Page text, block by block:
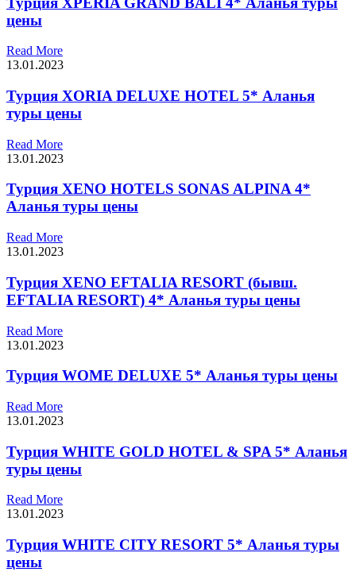
цены
Read More
13.01.2023
Турция XORIA DELUXE HOTEL 5* Аланья
туры цены
Read More
13.01.2023
Турция XENO HOTELS SONAS ALPINA 4*
Аланья туры цены
Read More
13.01.2023
Турция XENO EFTALIA RESORT (бывш.
EFTALIA RESORT) 4* Аланья туры цены
Read More
13.01.2023
Турция WOME DELUXE 5* Аланья туры цены
Read More
13.01.2023
Турция WHITE GOLD HOTEL & SPA 5* Аланья
туры цены
Read More
13.01.2023
Турция WHITE CITY RESORT 5* Аланья туры
цены